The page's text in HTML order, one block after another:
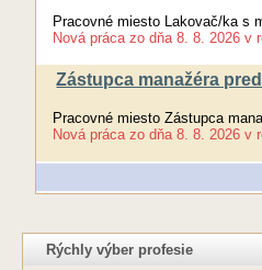
Pracovné miesto Lakovač/ka s
Nová práca zo dňa 8. 8. 2026 v
Zástupca manažéra
Pracovné miesto Zástupca
Nová práca zo dňa 8. 8. 2026 v
Rýchly výber profesie